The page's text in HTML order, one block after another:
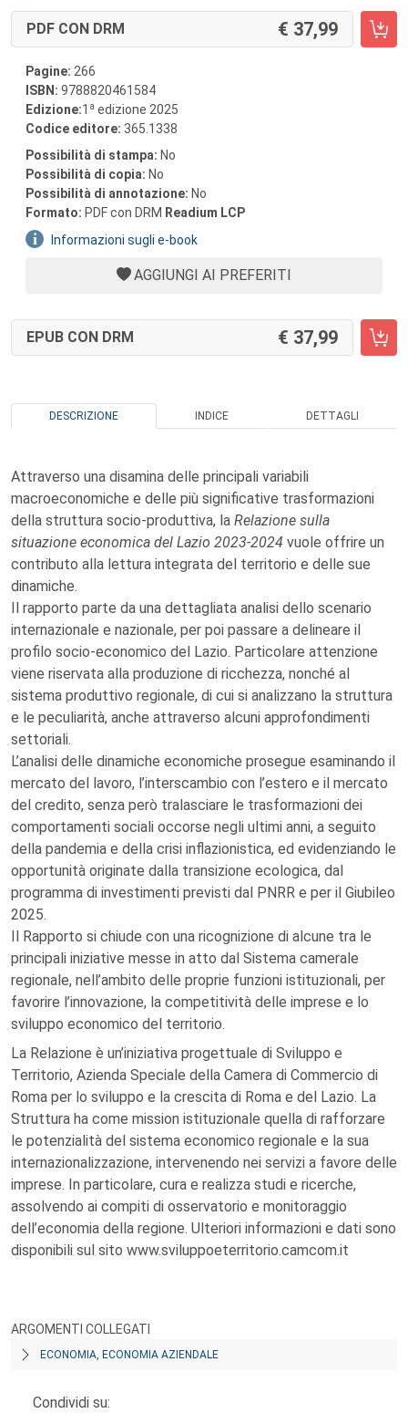
PDF CON DRM 37,99
Pagine: 266
ISBN: 9788820461584
Edizione:1 a edizione 2025
Codice editore: 365.1338
Possibilità di stampa: No
Possibilità di copia: No
Possibilità di annotazione: No
Formato: PDF con DRM Readium LCP
Informazioni sugli e-book
AGGIUNGI AI PREFERITI
EPUB CON DRM 37,99
DESCRIZIONE INDICE DETTAGLI
Attraverso una disamina delle principali variabili
macroeconomiche e delle più significative trasformazioni
della struttura socio-produttiva, la Relazione sulla
situazione economica del Lazio 2023-2024 vuole offrire un
contributo alla lettura integrata del territorio e delle sue
dinamiche.
Il rapporto parte da una dettagliata analisi dello scenario
internazionale e nazionale, per poi passare a delineare il
profilo socio-economico del Lazio. Particolare attenzione
viene riservata alla produzione di ricchezza, nonché al
sistema produttivo regionale, di cui si analizzano la struttura
e le peculiarità, anche attraverso alcuni approfondimenti
settoriali.
L’analisi delle dinamiche economiche prosegue esaminando il
mercato del lavoro, l’interscambio con l’estero e il mercato
del credito, senza però tralasciare le trasformazioni dei
comportamenti sociali occorse negli ultimi anni, a seguito
della pandemia e della crisi inflazionistica, ed evidenziando le
opportunità originate dalla transizione ecologica, dal
programma di investimenti previsti dal PNRR e per il Giubileo
2025.
Il Rapporto si chiude con una ricognizione di alcune tra le
principali iniziative messe in atto dal Sistema camerale
regionale, nell’ambito delle proprie funzioni istituzionali, per
favorire l’innovazione, la competitività delle imprese e lo
sviluppo economico del territorio.
La Relazione è un’iniziativa progettuale di Sviluppo e
Territorio, Azienda Speciale della Camera di Commercio di
Roma per lo sviluppo e la crescita di Roma e del Lazio. La
Struttura ha come mission istituzionale quella di rafforzare
le potenzialità del sistema economico regionale e la sua
internazionalizzazione, intervenendo nei servizi a favore delle
imprese. In particolare, cura e realizza studi e ricerche,
assolvendo ai compiti di osservatorio e monitoraggio
dell’economia della regione. Ulteriori informazioni e dati sono
disponibili sul sito www.sviluppoeterritorio.camcom.it
ARGOMENTI COLLEGATI
ECONOMIA, ECONOMIA AZIENDALE
Condividi su: